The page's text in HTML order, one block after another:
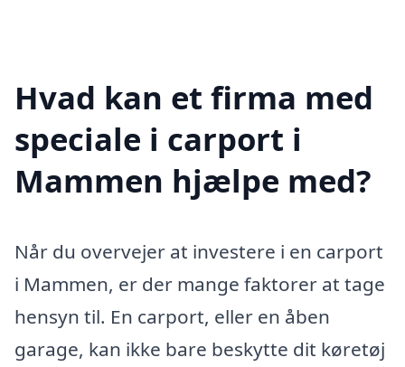
Hvad kan et firma med
speciale i carport i
Mammen hjælpe med?
Når du overvejer at investere i en carport
i Mammen, er der mange faktorer at tage
hensyn til. En carport, eller en åben
garage, kan ikke bare beskytte dit køretøj